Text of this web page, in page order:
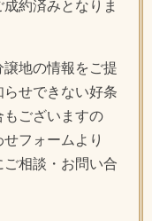
約済みとなりま
地の情報をご提
せできない好条
ございますの
フォームより
ご相談・お問い合